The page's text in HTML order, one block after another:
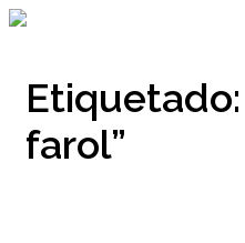
Ir
Etiquetado:
farol”